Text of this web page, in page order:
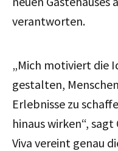
verantworten.
„Mich motiviert die
gestalten,
Erlebnisse zu
hinaus wirken“,
Viva vereint genau